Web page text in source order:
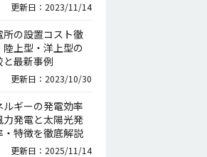
更新日：2023/11/14
所の設置コスト徹
陸上型・洋上型の
と最新事例
更新日：2023/10/30
ルギーの発電効率
力発電と太陽光発
・特徴を徹底解説
更新日：2025/11/14